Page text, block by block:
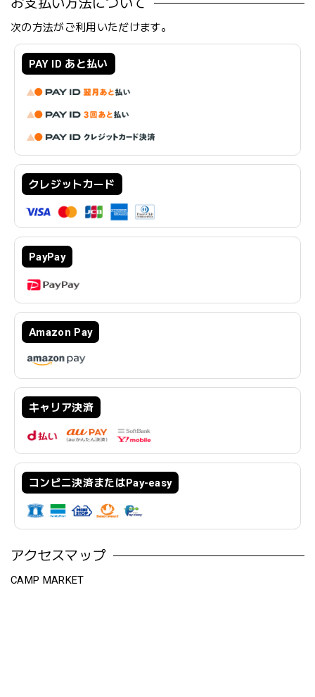
次の方法がご利用いただけます。
PAY ID あと払い
クレジットカード
PayPay
Amazon Pay
キャリア決済
コンビニ決済またはPay-easy
アクセスマップ
CAMP MARKET